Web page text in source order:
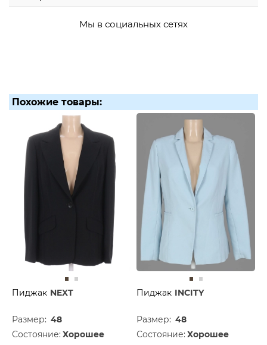
Мы в социальных сетях
Похожие товары:
Пиджак NEXT
Размер: 48
Состояние: Хорошее
Пиджак INCITY
Размер: 48
Состояние: Хорошее